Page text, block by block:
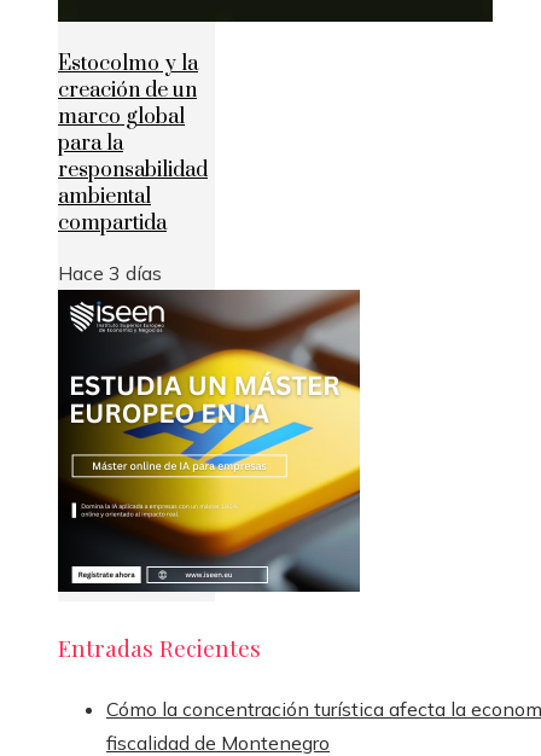
Estocolmo y la
creación de un
marco global
para la
responsabilidad
ambiental
compartida
Hace 3 días
Entradas Recientes
Cómo la concentración turística afecta la
fiscalidad de Montenegro